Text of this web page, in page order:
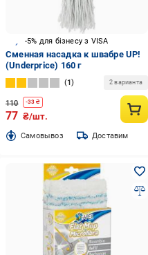
-5% для бізнесу з VISA
Сменная насадка к швабре UP!
(Underprice) 160 г
1 2 варианта
110 -33 ₴
77 ₴/шт.
Cамовывоз Доставим